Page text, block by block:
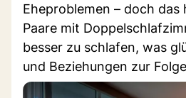
Eheproblemen – doch
Paare mit
besser zu schlafen, was
und Beziehungen zur